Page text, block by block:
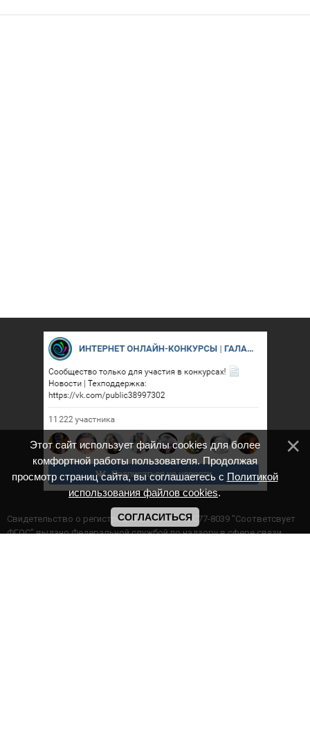
Cвидетельство о регистрации СМИ ИА № ФС77-8039 "Соответсвует
ФГОС" выдано Федеральной службой по надзору в сфере связи,
Этот сайт использует файлы cookies для более
комфортной работы пользователя. Продолжая
просмотр страниц сайта, вы соглашаетесь с Политикой
использования файлов cookies.
СОГЛАСИТЬСЯ